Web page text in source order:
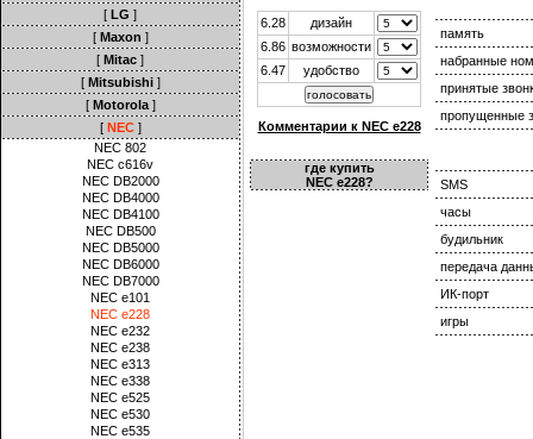
[ LG ]
[ Maxon ]
[ Mitac ]
[ Mitsubishi]
[ Motorola]
[ NEC]
NEC 802
NEC c616v
NEC DB2000
NEC DB4000
NEC DB4100
NEC DB500
NEC DB5000
NEC DB6000
NEC DB7000
NEC e101
NEC e228
NEC e232
NEC e238
NEC e313
NEC e338
NEC e525
NEC e530
NEC e535
6.28
дизайн
6.86 возможности
6.47
удобство
Комментарии к NEC e228
где купить
NEC e228?
память
набранные
принятые
пропущенные
SMS
часы
будильник
передача
ИК-порт
игры